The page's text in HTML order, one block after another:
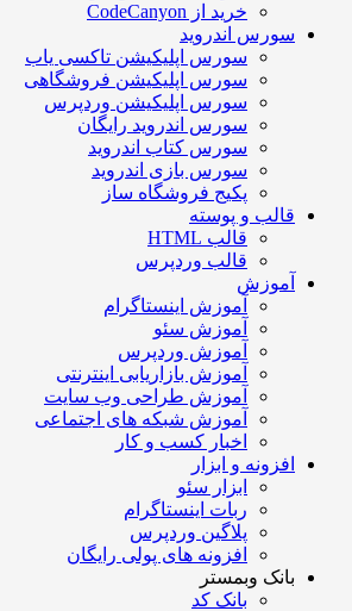
خرید از CodeCanyon
سورس اندروید
سورس اپلیکیشن تاکسی یاب
سورس اپلیکیشن فروشگاهی
سورس اپلیکیشن وردپرس
سورس اندروید رایگان
سورس کتاب اندروید
سورس بازی اندروید
پکیج فروشگاه ساز
قالب و پوسته
قالب HTML
قالب وردپرس
آموزش
آموزش اینستاگرام
آموزش سئو
آموزش وردپرس
آموزش بازاریابی اینترنتی
آموزش طراحی وب سایت
آموزش شبکه های اجتماعی
اخبار کسب و کار
افزونه و ابزار
ابزار سئو
ربات اینستاگرام
پلاگین وردپرس
افزونه های پولی رایگان
بانک وبمستر
بانک کد